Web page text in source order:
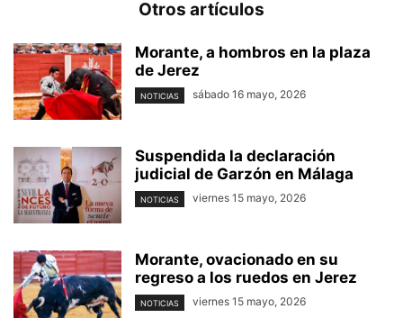
Otros artículos
Morante, a hombros en la plaza
de Jerez
NOTICIAS sábado 16 mayo, 2026
Suspendida la declaración
judicial de Garzón en Málaga
NOTICIAS viernes 15 mayo, 2026
Morante, ovacionado en su
regreso a los ruedos en Jerez
NOTICIAS viernes 15 mayo, 2026